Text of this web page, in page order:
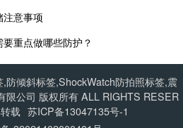
意事项
重点做哪些防护？
倾斜标签,ShockWatch防拍照标签,震
限公司 版权所有 ALL RIGHTS RESER
载 苏ICP备13047135号-1